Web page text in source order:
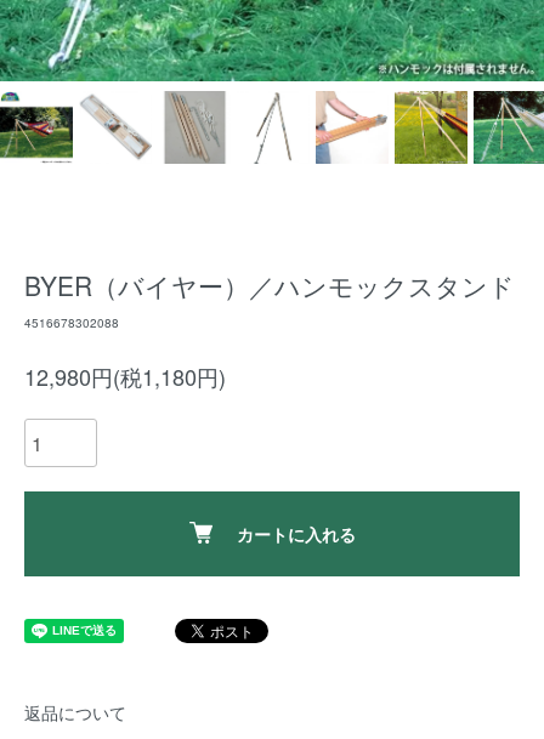
BYER（バイヤー）／ハンモックスタンド
4516678302088
12,980円(税1,180円)
カートに入れる
返品について